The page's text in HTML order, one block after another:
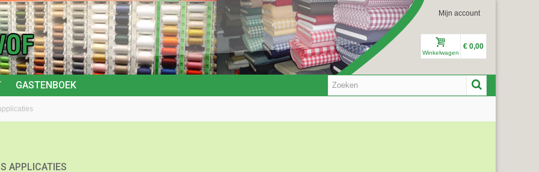
Mijn account
Winkelwagen
€ 0,00
GASTENBOEK
APPLICATIES